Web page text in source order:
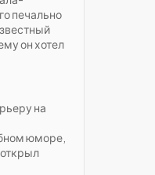
печально
он хотел
на
юморе,